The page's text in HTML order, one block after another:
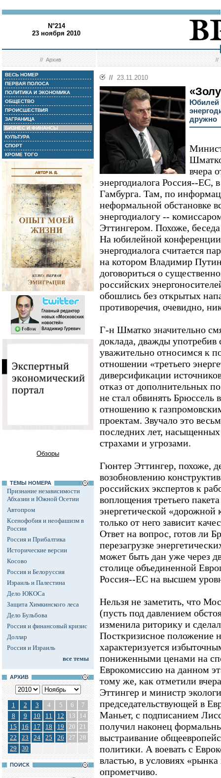
N°214
23 ноября 2010
//Архив //
ВЕСЬ НОМЕР
ПЕРВАЯ ПОЛОСА
ПОЛИТИКА И ЭКОНОМИКА
ОБЩЕСТВО
ПРОИСШЕСТВИЯ
ЗАГРАНИЦА
БИЗНЕС И ФИНАНСЫ
КУЛЬТУРА
СПОРТ
КРОМЕ ТОГО
Обзоры
ТЕМЫ НОМЕРА
Признание независимости
Абхазии и Южной Осетии
Автопром
Ксенофобия и неофашизм в
России
Россия и Прибалтика
Исторические версии
Косово
Россия и Белоруссия
Израиль и Палестина
Дело ЮКОСа
Защита Химкинского леса
Дело Бульбова
Россия и финансовый кризис
Доллар
Россия и Израиль
все темы
АРХИВ
1 2 3 4 5 6
7
8
9 10 11 12 13
14
15
16 17 18 19 20 21
22
23 24 25 26 27 28
29
30
ПОИСК
// 23.11.2010
Юбилей
дружно
вчера
энергодиалога Россия--ЕС,
Гамбурга. Там, по
неформальной обстановке
энергодиалогу --
Эттингером. Похоже,
На юбилейной конференции
энергодиалога считается
на котором Владимир
договориться о
российских
обошлись без открытых
противоречия, очевидно,
Г-н Шматко значительно
доклада, дважды
уважительно относимся к
отношении «третьего
диверсификации
отказ от дополнительных
не стал обвинять Брюссель
отношению к
проектам. Звучало это
последних лет,
страхами и угрозами.
Гюнтер Эттингер, похоже,
возобновлению
российских экспертов к
воплощения третьего
энергетической
только от него зависит
Ответ на вопрос, готов ли
перезагрузке
может быть дан уже через
столице объединенной
Россия--ЕС на высшем
Нельзя не заметить, что
(пусть под давлением
изменила риторику и
Посткризисное положение
характеризуется
пониженными ценами на
Еврокомиссию на данном
тому же, как отметили
Эттингер и министр
председательствующей в
Маньет, с подписанием
получил наконец
выстраивание
политики. А воевать с
властью, в условиях
опрометчиво.